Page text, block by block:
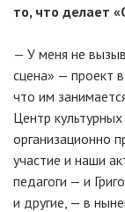
то, что делает
— У меня не
сцена» — проект
что им
Центр
организационно
участие и наши
педагоги — и
и другие, — в